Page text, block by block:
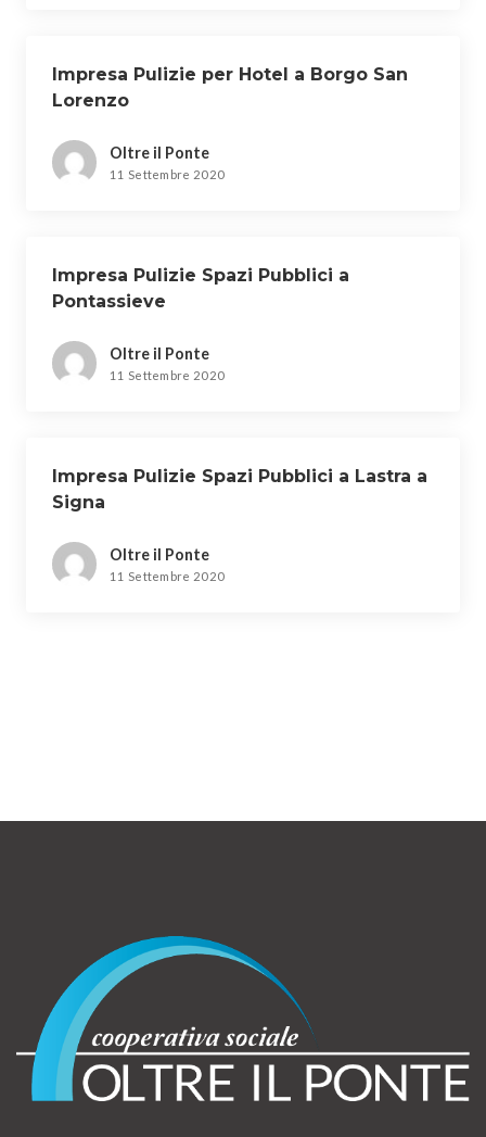
Impresa Pulizie per Hotel a Borgo San
Lorenzo
Oltre il Ponte
11 Settembre 2020
Impresa Pulizie Spazi Pubblici a
Pontassieve
Oltre il Ponte
11 Settembre 2020
Impresa Pulizie Spazi Pubblici a Lastra a
Signa
Oltre il Ponte
11 Settembre 2020